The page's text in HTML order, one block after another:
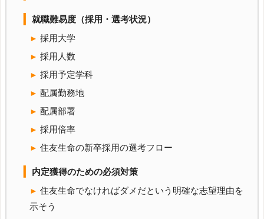
就職難易度（採用・選考状況）
採用大学
採用人数
採用予定学科
配属勤務地
配属部署
採用倍率
住友生命の新卒採用の選考フロー
内定獲得のための必須対策
住友生命でなければダメだという明確な志望理由を
示そう